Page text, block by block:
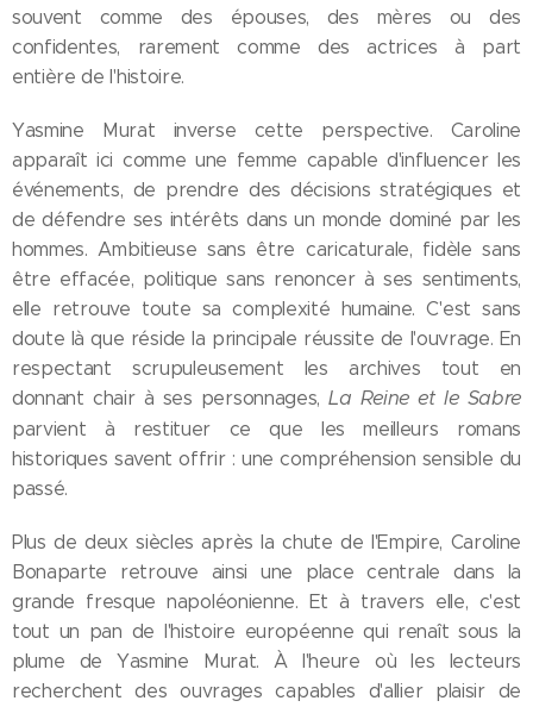
souvent comme des épouses, des mères ou des
confidentes, rarement comme des actrices à part
entière de l'histoire.
Yasmine Murat inverse cette perspective. Caroline
apparaît ici comme une femme capable d'influencer les
événements, de prendre des décisions stratégiques et
de défendre ses intérêts dans un monde dominé par les
hommes. Ambitieuse sans être caricaturale, fidèle sans
être effacée, politique sans renoncer à ses sentiments,
elle retrouve toute sa complexité humaine. C'est sans
doute là que réside la principale réussite de l'ouvrage. En
respectant scrupuleusement les archives tout en
donnant chair à ses personnages,La Reine et le Sabre
parvient à restituer ce que les meilleurs romans
historiques savent offrir : une compréhension sensible du
passé.
Plus de deux siècles après la chute de l'Empire, Caroline
Bonaparte retrouve ainsi une place centrale dans la
grande fresque napoléonienne. Et à travers elle, c'est
tout un pan de l'histoire européenne qui renaît sous la
plume de Yasmine Murat. À l'heure où les lecteurs
recherchent des ouvrages capables d'allier plaisir de